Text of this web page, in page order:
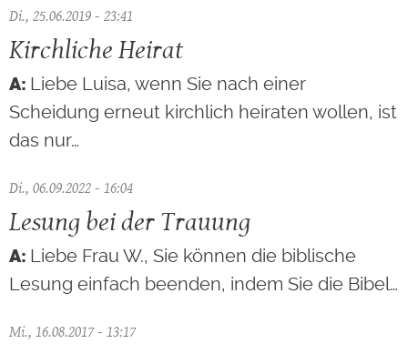
Di., 25.06.2019 - 23:41
Kirchliche Heirat
Liebe Luisa, wenn Sie nach einer
Scheidung erneut kirchlich heiraten wollen, ist
das nur…
Di., 06.09.2022 - 16:04
Lesung bei der Trauung
Liebe Frau W., Sie können die biblische
Lesung einfach beenden, indem Sie die Bibel…
Mi., 16.08.2017 - 13:17